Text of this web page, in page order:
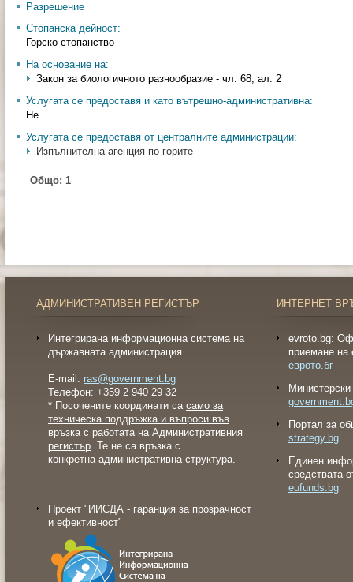
Разрешение
Стопанска дейност:
Горско стопанство
На основание на:
Закон за биологичното разнообразие - чл. 68, ал. 2
Услугата се предоставя и като вътрешно-административна:
Не
Услугата се предоставя от централните администрации:
Изпълнителна агенция по горите
Общо: 1
АДМИНИСТРАТИВЕН РЕГИСТЪР
Интегрирана информационна система на
държавната администрация
E-mail: ras@government.bg
Телефон: +359 2 940 29 32
* Посочените координати са само за
техническа поддръжка и въпроси във
връзка с работата на Административния
регистър. Те не са връзка с
конкретна административна структура.
Проект "ИИСДА - гаранция за прозрачност
и ефективност"
ИНТЕРНЕТ
evroto.bg:
приемане на
еврото.бг
Портал за
strategy.bg
Eдинен
средствата
eufunds.bg